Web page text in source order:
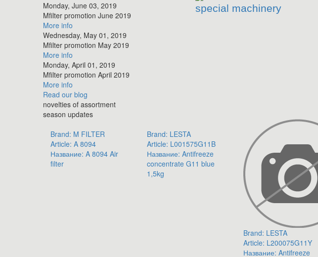
Monday, June 03, 2019
​Mfilter promotion June 2019
More info
Wednesday, May 01, 2019
​Mfilter promotion May 2019
More info
Monday, April 01, 2019
​Mfilter promotion April 2019
More info
Read our blog
special machinery
novelties of assortment
season updates
Brand: M FILTER
Article: A 8094
Название: A 8094 Air
filter
Brand: LESTA
Article: L001575G11B
Название: Antifreeze
concentrate G11 blue
1,5kg
Brand: LESTA
Article: L200075G11Y
Название: Antifreeze